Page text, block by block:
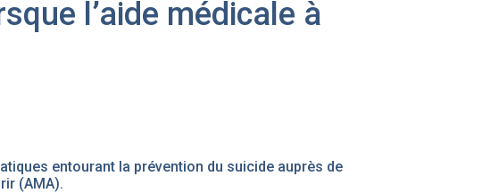
l’aide médicale à
entourant la prévention du suicide auprès de
(AMA).